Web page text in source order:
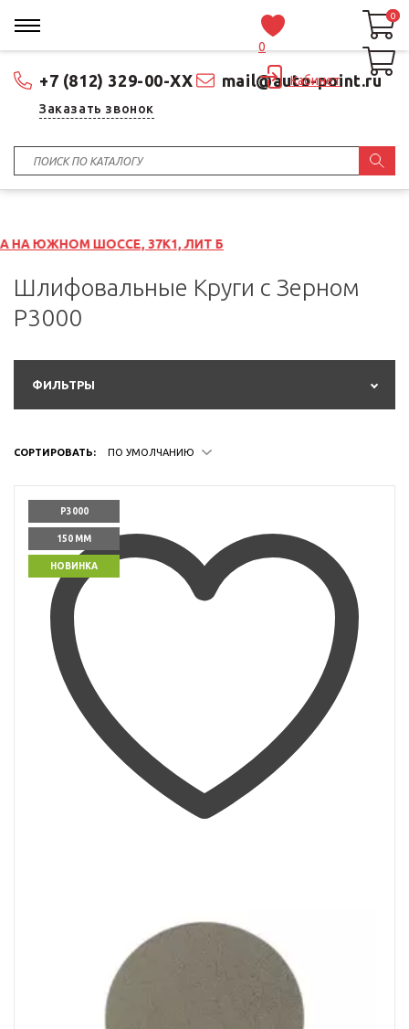
+7 (812) 329-00-XX mail@auto-point.ru
Заказать звонок
0
Кабинет
0
0
37К1, ЛИТ Б
Шлифовальные Круги с Зерном
P3000
ФИЛЬТРЫ
СОРТИРОВАТЬ: ПО УМОЛЧАНИЮ
P3000
150 ММ
НОВИНКА